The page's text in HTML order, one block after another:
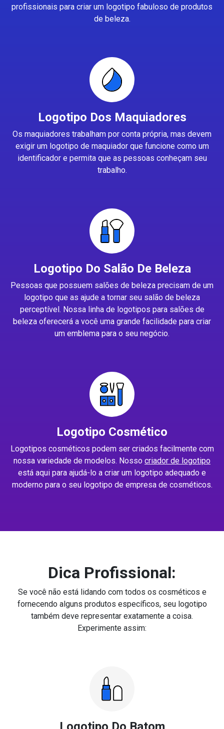
profissionais para criar um logotipo fabuloso de produtos
de beleza.
Logotipo Dos Maquiadores
Os maquiadores trabalham por conta própria, mas devem
exigir um logotipo de maquiador que funcione como um
identificador e permita que as pessoas conheçam seu
trabalho.
Logotipo Do Salão De Beleza
Pessoas que possuem salões de beleza precisam de um
logotipo que as ajude a tornar seu salão de beleza
perceptível. Nossa linha de logotipos para salões de
beleza oferecerá a você uma grande facilidade para criar
um emblema para o seu negócio.
Logotipo Cosmético
Logotipos cosméticos podem ser criados facilmente com
nossa variedade de modelos. Nosso criador de logotipo
está aqui para ajudá-lo a criar um logotipo adequado e
moderno para o seu logotipo de empresa de cosméticos.
Dica Profissional:
Se você não está lidando com todos os cosméticos e
fornecendo alguns produtos específicos, seu logotipo
também deve representar exatamente a coisa.
Experimente assim: